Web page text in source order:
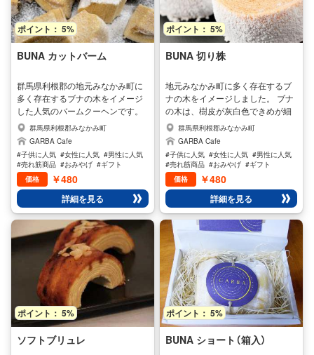
ポイント： 5%
BUNA カットバーム
群馬県利根郡の地元みなかみ町に
多く存在するブナの木をイメージ
した人気のバームクーヘンです。
ブナの木は、樹皮が灰白色できめ
が細かく独特の模様をしていま
す。また、ブナの森は「ブナの森に
水滴はいらない」と言われるほど、
保水力が高いのが特徴です。 うる
おい豊かな白いブナの木のように
イメージした、BUNAは表面をシ
ュガーパウダーでまぶし、もちも
ち感を強調しております。 このバ
ームクーヘンBUNAは自慢のもっ
ちり感によってシュガーパウダー
が良く絡み絶妙な味わいを出して
います。 当社のバームクーヘン
は、全て手焼きで手焼きならでは
の商品ですので、柔らかさなどに
ばらつきがありますが、味・品質
には全く問題なく、本来の美味し
さで味わうことができます。
群馬県利根郡みなかみ町
GARBA Cafe
#子供に人気 #女性に人気 #男性に人気
#売れ筋商品 #おみやげ #ギフト
価格
￥480
詳細を見る
ポイント： 5%
BUNA 切り株
地元みなかみ町に多く存在するブ
ナの木をイメージしました。 ブナ
の木は、樹皮が灰白色できめが細
かく独特の模様をしています。ま
た、ブナの森は「ブナの森に水滴は
いらない」と言われるほど、保水力
が高いのが特徴です。 うるおい豊
かな白いブナの木のようにイメー
ジした、BUNAは表面をシュガー
パウダーでまぶし、もちもち感を
強調しております。 このバームク
ーヘンBUNAは自慢のもっちり感
によってシュガーパウダーが良く
絡み絶妙な味わいを出していま
す。 当社のバームクーヘンは、全
て手焼きで手焼きならではの商品
ですので、柔らかさなどにばらつ
きがありますが、味・品質には全
く問題なく、本来の美味しさで味
わうことができます。
群馬県利根郡みなかみ町
GARBA Cafe
#子供に人気 #女性に人気 #男性に人気
#売れ筋商品 #おみやげ #ギフト
価格
￥480
詳細を見る
ポイント： 5%
ソフトブリュレ
ポイント： 5%
BUNA ショート（箱入）